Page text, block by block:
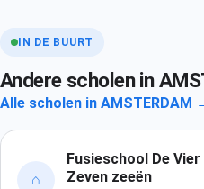
IN DE BUURT
Andere scholen in
Alle scholen in AMSTERDAM
⌂
Fusieschool De
Zeven zeeën